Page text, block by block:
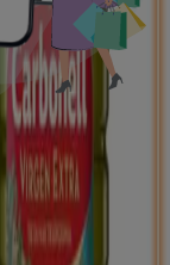
Zaragoza
Alicante
Murcia
Valladolid